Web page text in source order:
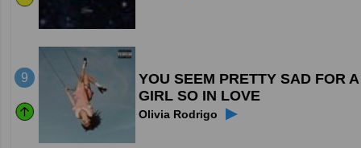
9
YOU SEEM PRETTY SAD FOR A
GIRL SO IN LOVE
Olivia Rodrigo ▶